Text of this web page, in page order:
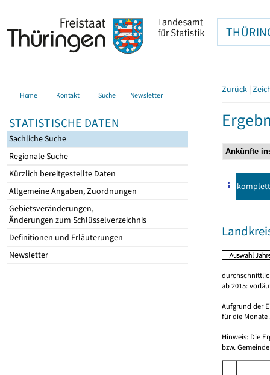
Home Kontakt Suche Newsletter
STATISTISCHE DATEN
Sachliche Suche
Regionale Suche
Kürzlich bereitgestellte Daten
Allgemeine Angaben, Zuordnungen
Gebietsveränderungen,
Änderungen zum Schlüsselverzeichnis
Definitionen und Erläuterungen
Newsletter
Zurück |
komplett
ab 2015:
Aufgrund der
für die Monate
Hinweis: Die
bzw.